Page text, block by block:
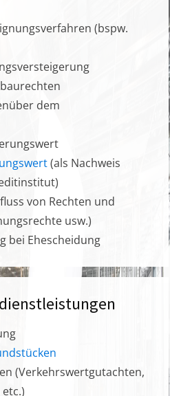
(bspw.
dem
(als Nachweis
von Rechten und
usw.)
bei Ehescheidung
(Verkehrswertgutachten,